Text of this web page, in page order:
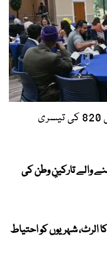
شکاگو: ریڈیو اسٹیشن ڈبلیو سی پی ٹی 820 کی تیسری
والے تارکینِ وطن کی
الرٹ، شہریوں کو احتیاط